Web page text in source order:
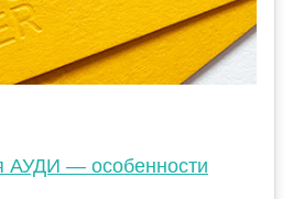
АУДИ — особенности